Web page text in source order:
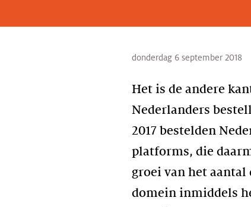
donderdag 6 september 2018
Het is de andere
Nederlanders
2017 bestelden
platforms, die
groei van het
domein inmiddels